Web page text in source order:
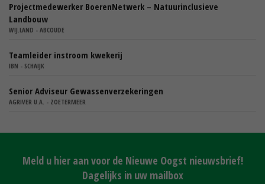
Projectmedewerker BoerenNetwerk – Natuurinclusieve
Landbouw
WIJ.LAND - ABCOUDE
Teamleider instroom kwekerij
IBN - SCHAIJK
Senior Adviseur Gewassenverzekeringen
AGRIVER U.A. - ZOETERMEER
Meld u hier aan voor de Nieuwe Oogst nieuwsbrief!
Dagelijks in uw mailbox